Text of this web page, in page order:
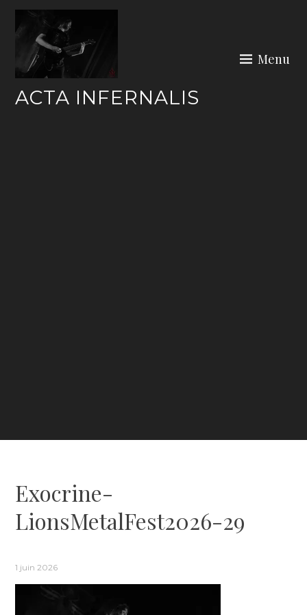
Skip
content
ACTA INFERNALIS
Menu
Exocrine-
LionsMetalFest2026-29
1 juin 2026